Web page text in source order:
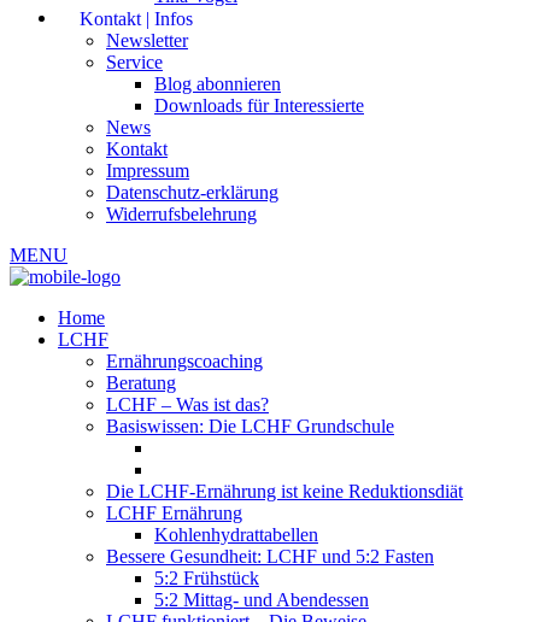
Kontakt | Infos
Newsletter
Service
Blog abonnieren
Downloads für Interessierte
News
Kontakt
Impressum
Datenschutz-erklärung
Widerrufsbelehrung
MENU
Home
LCHF
Ernährungscoaching
Beratung
LCHF – Was ist das?
Basiswissen: Die LCHF Grundschule
Die LCHF-Ernährung ist keine Reduktionsdiät
LCHF Ernährung
Kohlenhydrattabellen
Bessere Gesundheit: LCHF und 5:2 Fasten
5:2 Frühstück
5:2 Mittag- und Abendessen